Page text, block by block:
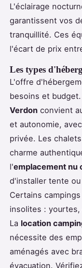
L'éclairage
garantissent vos
tranquillité. Ces
l'écart de prix
Les types
L'offre
besoins et budget.
Verdon convient
et autonomie,
privée. Les
charme
l'emplacement nu
d'installer tente
Certains
insolites :
La location
nécessite des
aménagés avec
évacuation.